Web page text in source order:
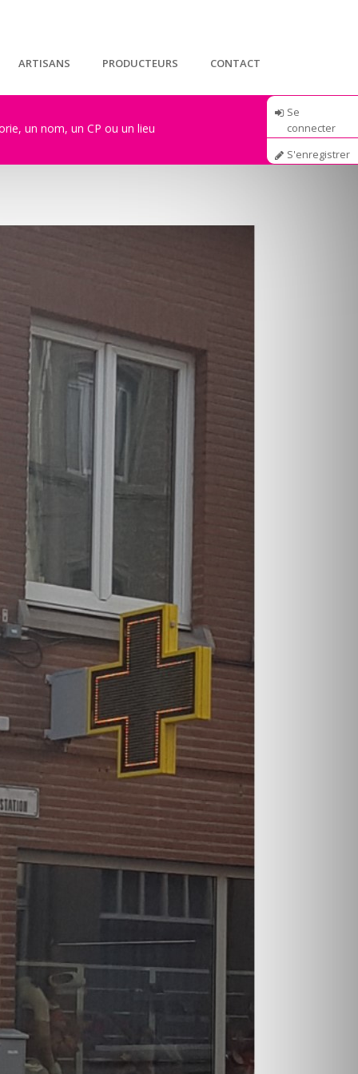
Se
connecter
S'enregistrer
ARTISANS PRODUCTEURS CONTACT